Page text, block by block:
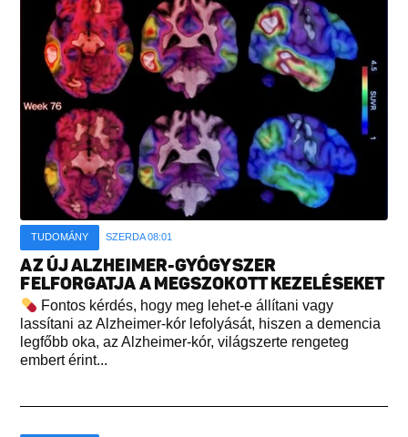
TUDOMÁNY SZERDA 08:01
AZ ÚJ ALZHEIMER-GYÓGYSZER
FELFORGATJA A MEGSZOKOTT KEZELÉSEKET
Fontos kérdés, hogy meg lehet-e állítani vagy
lassítani az Alzheimer-kór lefolyását, hiszen a demencia
legfőbb oka, az Alzheimer-kór, világszerte rengeteg
embert érint...